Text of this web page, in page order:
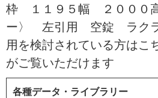
枠 １１９５幅 ２０００
ー〉 左引用 空錠 ラクラ
用を検討されている方はこ
がご覧いただけます
各種データ・ライブラリー